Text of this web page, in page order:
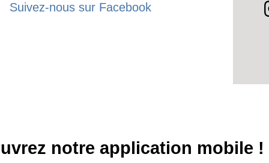
Suivez-nous sur Facebook
notre application mobile !